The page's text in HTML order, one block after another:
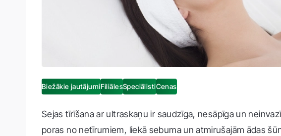
Biežākie jautājumiFiliālesSpeciālistiCenas
Sejas tīrīšana ar ultraskaņu ir saudzīga, nesāpīga un
poras no netīrumiem, liekā sebuma un atmirušajām ādas